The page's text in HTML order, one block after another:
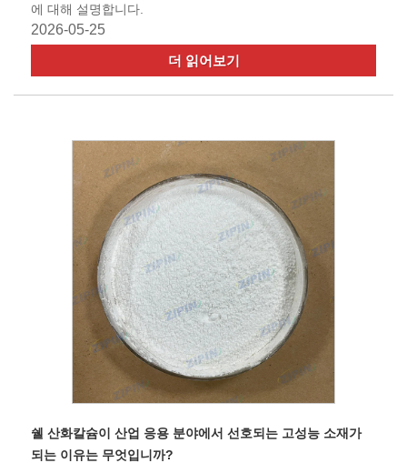
에 대해 설명합니다.
2026-05-25
더 읽어보기
쉘 산화칼슘이 산업 응용 분야에서 선호되는 고성능 소재가
되는 이유는 무엇입니까?